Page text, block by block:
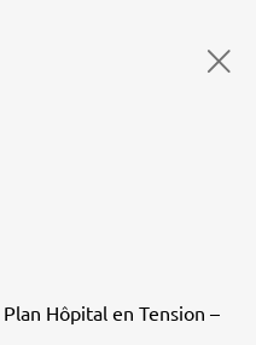
Hôpital en Tension –